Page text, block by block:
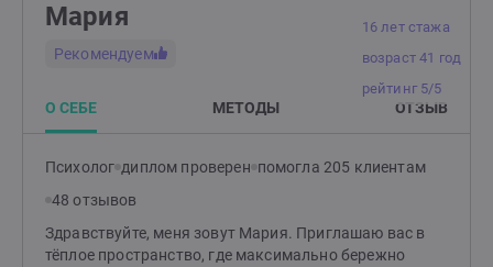
16 лет стажа
возраст 41 год
рейтинг 5/5
Мария
Рекомендуем
О СЕБЕ МЕТОДЫ ОТЗЫВ
Психолог диплом проверен помогла 205 клиентам
48 отзывов
Здравствуйте, меня зовут Мария. Приглашаю вас в
тёплое пространство, где максимально бережно